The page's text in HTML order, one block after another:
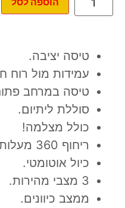
טיסה יציבה.
עמידות מול רוח
טיסה במרחב
סוללת ליתיום.
כולל מצלמה!
ריחוף 360 מעלות.
כיול אוטומטי.
3 מצבי מהירות.
ממצב כיוונים.